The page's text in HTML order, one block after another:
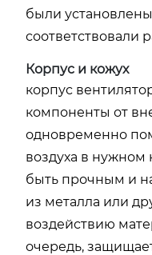
были
соответствовали
Корпус и кожух
корпус
компоненты от
одновременно
воздуха в
быть прочным и
из металла или
воздействию
очередь,